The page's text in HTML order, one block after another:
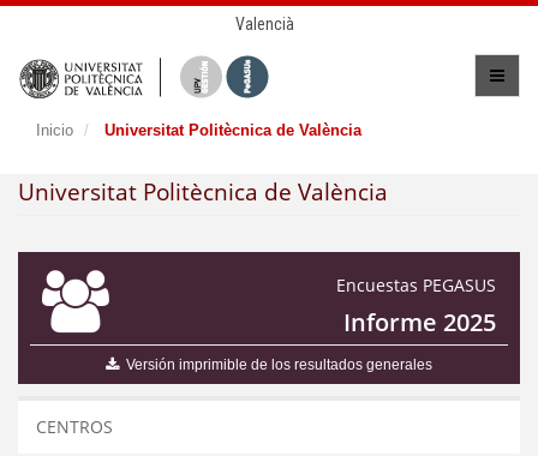
Valencià
Inicio Universitat Politècnica de València
Universitat Politècnica de València
Encuestas PEGASUS
Informe 2025
Versión imprimible de los resultados generales
CENTROS